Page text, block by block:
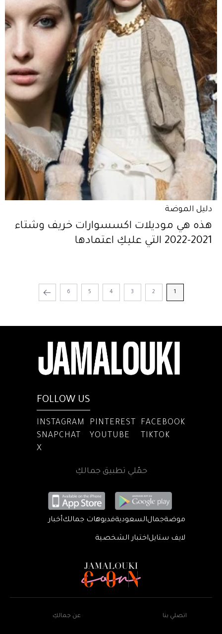
دليل الموضة
هذه هي موديلات اكسسوارات خريف وشتاء
2021-2022 التي عليكِ اعتمادها
1
2
3
4
5
6
FOLLOW US
INSTAGRAM PINTEREST
FACEBOOK
SNAPCHAT
YOUTUBE
TIKTOK
X
حمّلي تطبيق جمالكِ
موضةجمالالسعوديةفديوهات جمالكأخبار
لايف ستايلاختبار الشخصية
اتصلي بنا عن جمالكِ